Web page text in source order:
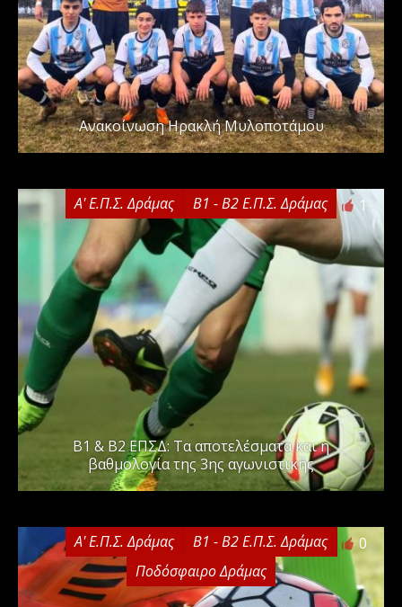
Ανακοίνωση Ηρακλή Μυλοποτάμου
Α' Ε.Π.Σ. Δράμας Β1 - Β2 Ε.Π.Σ. Δράμας 1
Β1 & Β2 ΕΠΣΔ: Τα αποτελέσματα και η
βαθμολογία της 3ης αγωνιστικής
Α' Ε.Π.Σ. Δράμας
Β1 - Β2 Ε.Π.Σ. Δράμας
Ποδόσφαιρο Δράμας
0